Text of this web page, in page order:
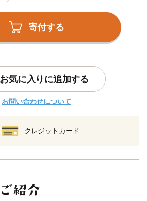
寄付する
お気に入りに追加する
お問い合わせについて
クレジットカード